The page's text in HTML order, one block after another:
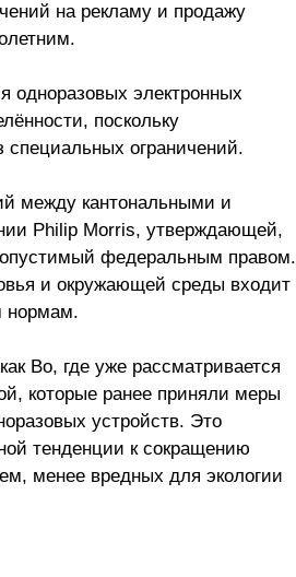
на рекламу и продажу
одноразовых электронных
поскольку
специальных ограничений.
между кантональными и
Philip Morris, утверждающей,
федеральным правом.
и окружающей среды входит
нормам.
Во, где уже рассматривается
которые ранее приняли меры
устройств. Это
тенденции к сокращению
менее вредных для экологии